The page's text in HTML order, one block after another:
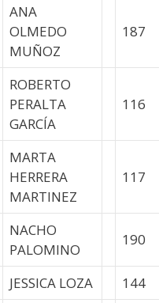
ANA
OLMEDO
MUÑOZ
187
ROBERTO
PERALTA
GARCÍA
116
MARTA
HERRERA
MARTINEZ
117
NACHO
PALOMINO
190
JESSICA LOZA 144